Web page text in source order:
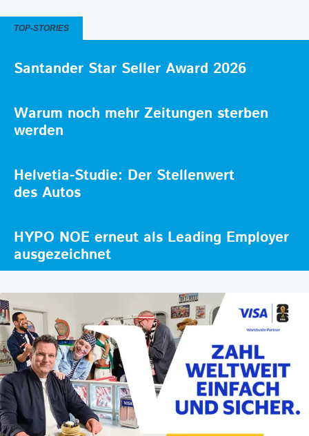
TOP-STORIES
Santander Star Seller Award 2026
Warum noch mehr Zeitungen sterben
werden
Helvetia-Studie: Der Stellenwert
des Autos
HYPO NOE erneut als Leading Employer
ausgezeichnet